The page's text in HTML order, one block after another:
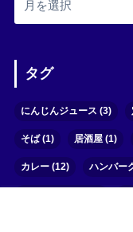
タグ
にんじんジュース (3)
そば(1) 居酒屋(1)
カレー(12) ハンバー